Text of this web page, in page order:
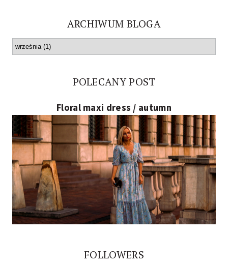
ARCHIWUM BLOGA
POLECANY POST
Floral maxi dress / autumn
FOLLOWERS